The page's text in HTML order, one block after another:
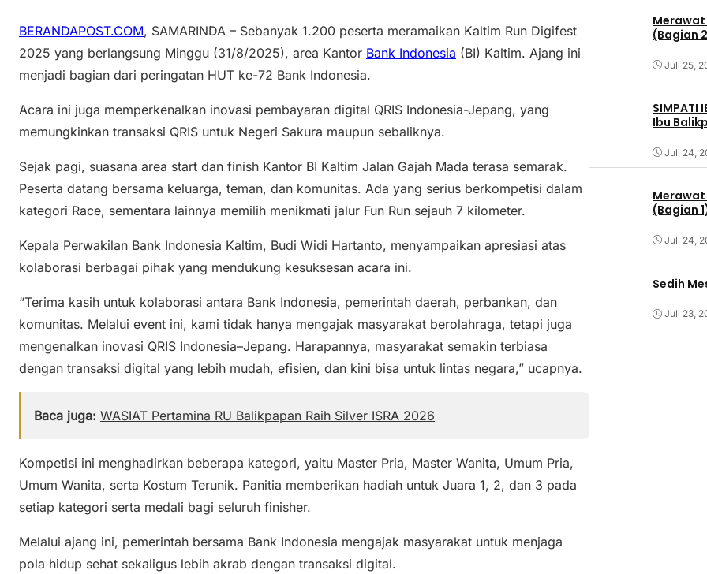
BERANDAPOST.COM, SAMARINDA – Sebanyak 1.200 peserta meramaikan Kaltim Run Digifest
2025 yang berlangsung Minggu (31/8/2025), area Kantor Bank Indonesia (BI) Kaltim. Ajang ini
menjadi bagian dari peringatan HUT ke-72 Bank Indonesia.
Acara ini juga memperkenalkan inovasi pembayaran digital QRIS Indonesia-Jepang, yang
memungkinkan transaksi QRIS untuk Negeri Sakura maupun sebaliknya.
Sejak pagi, suasana area start dan finish Kantor BI Kaltim Jalan Gajah Mada terasa semarak.
Peserta datang bersama keluarga, teman, dan komunitas. Ada yang serius berkompetisi dalam
kategori Race, sementara lainnya memilih menikmati jalur Fun Run sejauh 7 kilometer.
Kepala Perwakilan Bank Indonesia Kaltim, Budi Widi Hartanto, menyampaikan apresiasi atas
kolaborasi berbagai pihak yang mendukung kesuksesan acara ini.
“Terima kasih untuk kolaborasi antara Bank Indonesia, pemerintah daerah, perbankan, dan
komunitas. Melalui event ini, kami tidak hanya mengajak masyarakat berolahraga, tetapi juga
mengenalkan inovasi QRIS Indonesia–Jepang. Harapannya, masyarakat semakin terbiasa
dengan transaksi digital yang lebih mudah, efisien, dan kini bisa untuk lintas negara,” ucapnya.
Baca juga: WASIAT Pertamina RU Balikpapan Raih Silver ISRA 2026
Kompetisi ini menghadirkan beberapa kategori, yaitu Master Pria, Master Wanita, Umum Pria,
Umum Wanita, serta Kostum Terunik. Panitia memberikan hadiah untuk Juara 1, 2, dan 3 pada
setiap kategori serta medali bagi seluruh finisher.
Melalui ajang ini, pemerintah bersama Bank Indonesia mengajak masyarakat untuk menjaga
pola hidup sehat sekaligus lebih akrab dengan transaksi digital.
Merawat
(Bagian
Juli 25,
SIMPATI
Ibu
Juli 24,
Merawat
(Bagian
Juli 24,
Sedih
Juli 23,